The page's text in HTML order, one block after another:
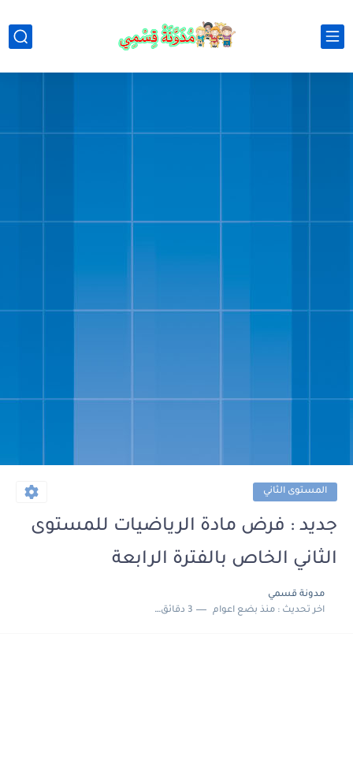
المستوى الثاني
جديد : فرض مادة الرياضيات للمستوى
الثاني الخاص بالفترة الرابعة
مدونة قسمي
اخر تحديث :منذ بضع اعوام 3 دقائق للقراءة